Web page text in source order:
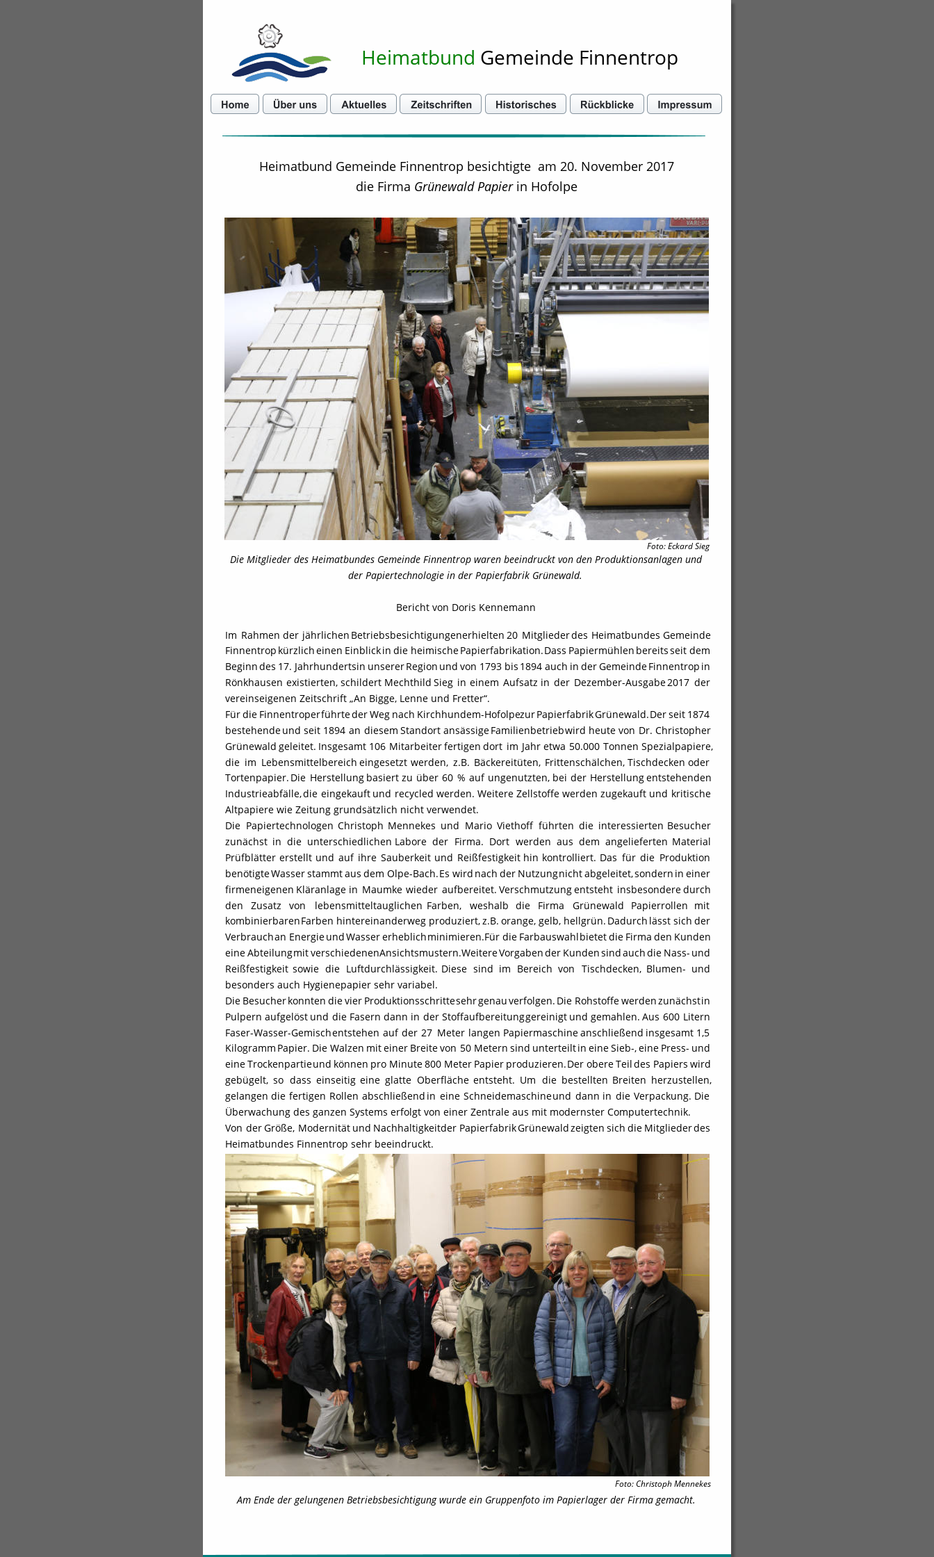
Heimatbund Gemeinde Finnentrop
Im Rahmen der jährlichen Betriebsbesichtigungenerhielten 20 Mitgliederdes Heimatbundes Gemeinde
Finnentrop kürzlicheinen Einblickin die heimischePapierfabrikation.Dass Papiermühlen bereitsseit dem
Beginndes 17. Jahrhundertsin unsererRegion und von 1793 bis 1894 auch in derGemeindeFinnentrop in
Rönkhausen existierten, schildert Mechthild Sieg in einem Aufsatz in der Dezember-Ausgabe2017 der
vereinseigenen Zeitschrift „An Bigge, Lenne und Fretter“.
Fürdie FinnentroperführtederWeg nach Kirchhundem-HofolpezurPapierfabrikGrünewald.Derseit 1874
bestehendeund seit 1894 an diesem Standort ansässigeFamilienbetriebwird heute von Dr. Christopher
Grünewald geleitet. Insgesamt 106 Mitarbeiterfertigen dort im Jahr etwa 50.000 Tonnen Spezialpapiere,
die im Lebensmittelbereich eingesetzt werden, z.B. Bäckereitüten, Frittenschälchen, Tischdecken oder
Tortenpapier. Die Herstellung basiert zu über 60 % auf ungenutzten, bei der Herstellungentstehenden
Industrieabfälle,die eingekauft und recycled werden. Weitere Zellstoffe werden zugekauft und kritische
Altpapiere wie Zeitung grundsätzlich nicht verwendet.
Die Papiertechnologen Christoph Mennekes und Mario Viethoff führten die interessierten Besucher
zunächst in die unterschiedlichen Labore der Firma. Dort werden aus dem angelieferten Material
Prüfblätter erstellt und auf ihre Sauberkeit und Reißfestigkeit hin kontrolliert. Das für die Produktion
benötigteWasserstammtaus dem Olpe-Bach.Es wird nach der Nutzungnichtabgeleitet,sondern in einer
firmeneigenen Kläranlage in Maumke wieder aufbereitet. Verschmutzungentsteht insbesonderedurch
den
Zusatz von lebensmitteltauglichen Farben, weshalb die Firma Grünewald Papierrollen mit
kombinierbarenFarben hintereinanderweg produziert,z.B. orange, gelb, hellgrün. Dadurch lässt sich der
Verbrauchan EnergieundWassererheblichminimieren.Für die Farbauswahlbietetdie Firma den Kunden
eineAbteilungmitverschiedenenAnsichtsmustern.WeitereVorgabender Kundensindauchdie Nass- und
Reißfestigkeit sowie die Luftdurchlässigkeit. Diese sind im Bereich von Tischdecken, Blumen- und
besonders auch Hygienepapier sehr variabel.
Die Besucherkonnten dievier Produktionsschrittesehrgenauverfolgen. Die Rohstoffewerdenzunächstin
Pulpern aufgelöst und die Fasern dann in der Stoffaufbereitunggereinigt und gemahlen. Aus 600 Litern
Faser-Wasser-Gemischentstehen auf der 27 Meter langen Papiermaschineanschließend insgesamt 1,5
Kilogramm Papier. Die Walzen mit einer Breitevon 50 Metern sind unterteiltin eineSieb-,eine Press- und
eineTrockenpartieund können pro Minute800 Meter Papier produzieren.Der obereTeildes Papiers wird
gebügelt, so dass einseitig eine glatte Oberfläche entsteht. Um die bestellten Breiten herzustellen,
gelangen die fertigen Rollen abschließend in eine Schneidemaschineund dann in die Verpackung. Die
Überwachung des ganzen Systems erfolgt von einer Zentrale aus mit modernster Computertechnik.
Von derGröße, Modernität und Nachhaltigkeitder PapierfabrikGrünewaldzeigten sich die Mitgliederdes
Heimatbundes Finnentrop sehr beeindruckt.
Heimatbund Gemeinde Finnentrop besichtigte  am 20. November 2017
die Firma Grünewald Papier in Hofolpe
Foto: Christoph Mennekes
Die Mitglieder des Heimatbundes Gemeinde Finnentrop waren beeindruckt von den Produktionsanlagen und
der Papiertechnologie in der Papierfabrik Grünewald.
Bericht von Doris Kennemann
Foto: Eckard Sieg
Am Ende der gelungenen Betriebsbesichtigung wurde ein Gruppenfoto im Papierlager der Firma gemacht.